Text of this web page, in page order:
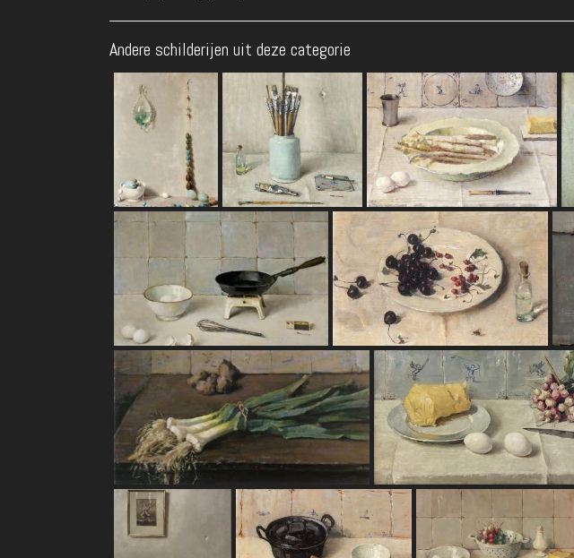
Andere schilderijen uit deze categorie